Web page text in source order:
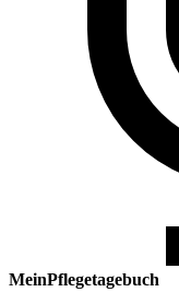
MeinPflegetagebuch